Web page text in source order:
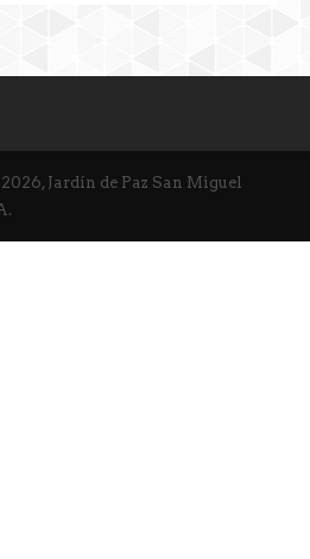
Jardín de Paz San Miguel